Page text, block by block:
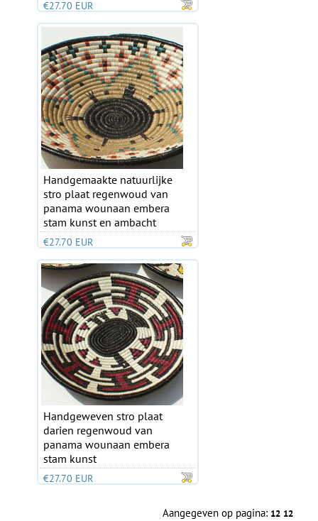
€27.70 EUR
Handgemaakte natuurlijke
stro plaat regenwoud van
panama wounaan embera
stam kunst en ambacht
€27.70 EUR
Handgeweven stro plaat
darien regenwoud van
panama wounaan embera
stam kunst
€27.70 EUR
Aangegeven op pagina: 12 12